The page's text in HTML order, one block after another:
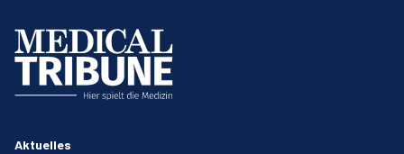
Aktuelles